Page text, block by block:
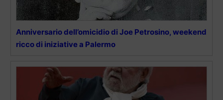
Anniversario dell’omicidio di Joe Petrosino, weekend
ricco di iniziative a Palermo